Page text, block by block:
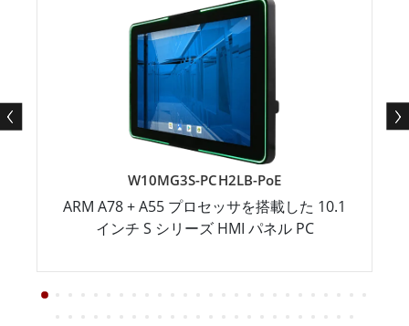
W10MG3S-PCH2LB-PoE
ARM A78 + A55 プロセッサを搭載した 10.1
インチ S シリーズ HMI パネル PC